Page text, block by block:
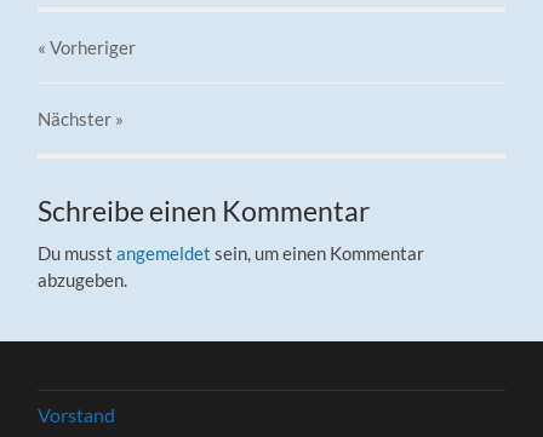
« Vorheriger
Nächster »
Schreibe einen Kommentar
Du musstangemeldet sein, um einen Kommentar
abzugeben.
Vorstand